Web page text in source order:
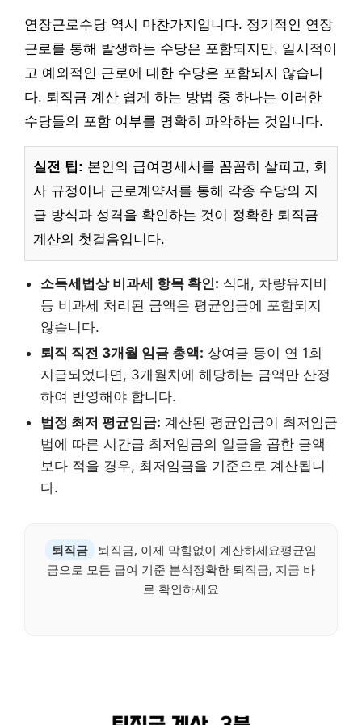
연장근로수당 역시 마찬가지입니다. 정기적인 연장
근로를 통해 발생하는 수당은 포함되지만, 일시적이
고 예외적인 근로에 대한 수당은 포함되지 않습니
다. 퇴직금 계산 쉽게 하는 방법 중 하나는 이러한
수당들의 포함 여부를 명확히 파악하는 것입니다.
실전 팁: 본인의 급여명세서를 꼼꼼히 살피고, 회
사 규정이나 근로계약서를 통해 각종 수당의 지
급 방식과 성격을 확인하는 것이 정확한 퇴직금
계산의 첫걸음입니다.
소득세법상 비과세 항목 확인: 식대, 차량유지비
등 비과세 처리된 금액은 평균임금에 포함되지
않습니다.
퇴직 직전 3개월 임금 총액: 상여금 등이 연 1회
지급되었다면, 3개월치에 해당하는 금액만 산정
하여 반영해야 합니다.
법정 최저 평균임금: 계산된 평균임금이 최저임금
법에 따른 시간급 최저임금의 일급을 곱한 금액
보다 적을 경우, 최저임금을 기준으로 계산됩니
다.
퇴직금
퇴직금, 이제 막힘없이 계산하세요평균임
금으로 모든 급여 기준 분석정확한 퇴직금, 지금 바
로 확인하세요